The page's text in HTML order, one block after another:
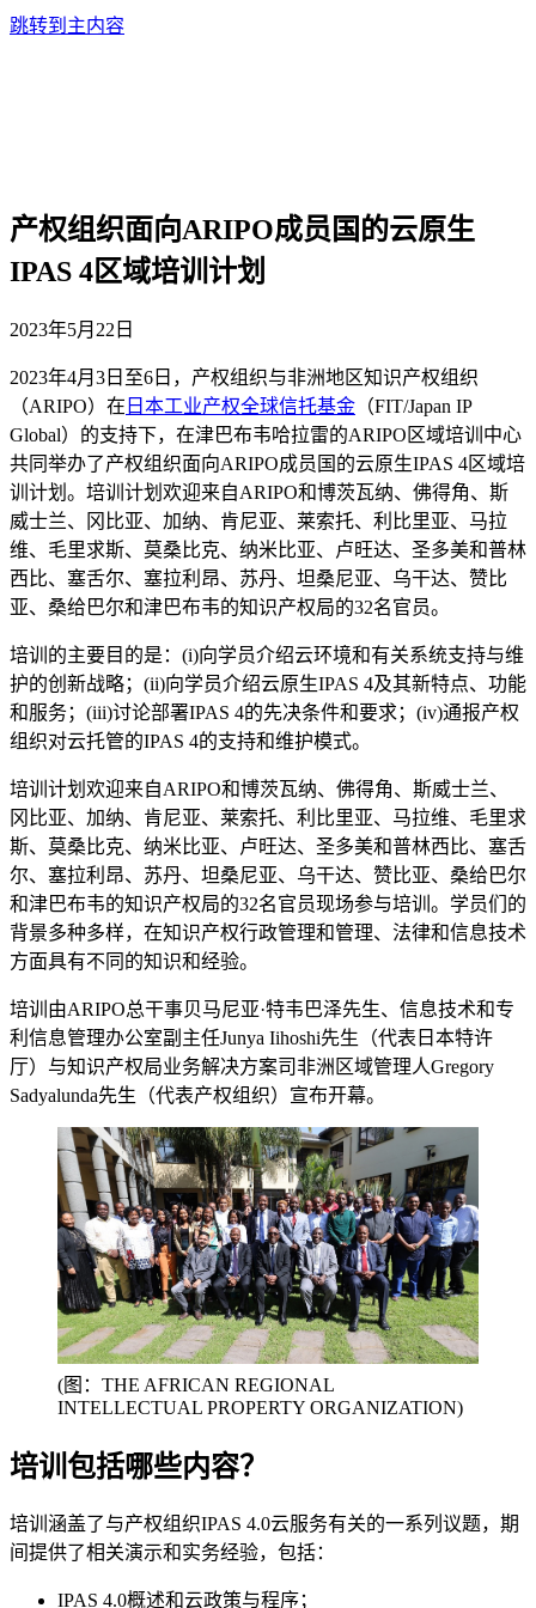
跳转到主内容
产权组织面向ARIPO成员国的云原生
IPAS 4区域培训计划
2023年5月22日
2023年4月 3 日至6 日，产权组织与非洲地区知识产权组织
（ARIPO）在 日本工业产权全球信托基金 （FIT/Japan IP
Global）的支持下，在津巴布韦哈拉雷的ARIPO 区域培训中心
共同举办了产权组织面向ARIPO成员国的云原生IPAS 4区域培
训计划。培训计划欢迎来自ARIPO和博茨瓦纳、佛得角、斯
威士兰、冈比亚、加纳、肯尼亚、莱索托、利比里亚、马拉
维、毛里求斯、莫桑比克、纳米比亚、卢旺达、圣多美和普林
西比、塞舌尔、塞拉利昂、苏丹、坦桑尼亚、乌干达、赞比
亚、桑给巴尔和津巴布韦的知识产权局的32名官员。
培训的主要目的是：(i)向学员介绍云环境和有关系统支持与维
护的创新战略； (ii)向学员介绍云原生IPAS 4及其新特点、功能
和服务； (iii)讨论部署IPAS 4的先决条件和要求； (iv)通报产权
组织对云托管的IPAS 4的支持和维护模式。
培训计划欢迎来自ARIPO和博茨瓦纳、佛得角、斯威士兰、
冈比亚、加纳、肯尼亚、莱索托、利比里亚、马拉维、毛里求
斯、莫桑比克、纳米比亚、卢旺达、圣多美和普林西比、塞舌
尔、塞拉利昂、苏丹、坦桑尼亚、乌干达、赞比亚、桑给巴尔
和津巴布韦的知识产权局的32名官员现场参与培训。学员们的
背景多种多样，在知识产权行政管理和管理、法律和信息技术
方面具有不同的知识和经验。
培训由ARIPO总干事贝马尼亚·特韦巴泽先生、信息技术和专
利信息管理办公室副主任Junya Iihoshi先生（代表日本特许
厅）与知识产权局业务解决方案司非洲区域管理人Gregory
Sadyalunda先生（代表产权组织）宣布开幕。
(图：THE AFRICAN REGIONAL
INTELLECTUAL PROPERTY ORGANIZATION)
培训包括哪些内容？
培训涵盖了与产权组织IPAS 4.0云服务有关的一系列议题，期
间提供了相关演示和实务经验，包括：
IPAS 4.0概述和云政策与程序；